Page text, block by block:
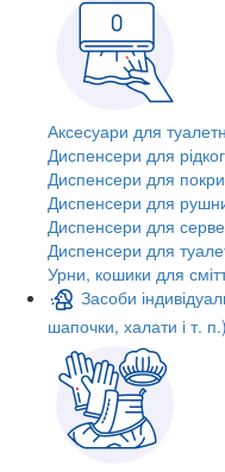
Аксесуари для
Диспенсери для
Диспенсери для
Диспенсери для
Диспенсери для
Диспенсери для
Урни, кошики для
Засоби
шапочки, халати і т. п.)